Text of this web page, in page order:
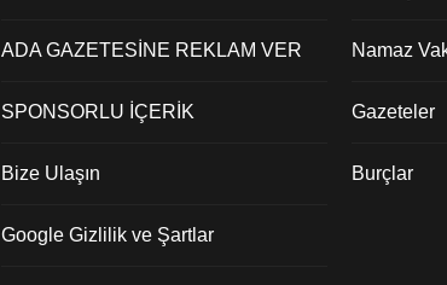
ADA GAZETESİNE REKLAM VER
SPONSORLU İÇERİK
Bize Ulaşın
Google Gizlilik ve Şartlar
Namaz
Gazeteler
Burçlar